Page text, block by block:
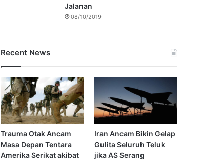
Jalanan
08/10/2019
Recent News
Trauma Otak Ancam
Masa Depan Tentara
Amerika Serikat akibat
Iran Ancam Bikin Gelap
Gulita Seluruh Teluk
jika AS Serang